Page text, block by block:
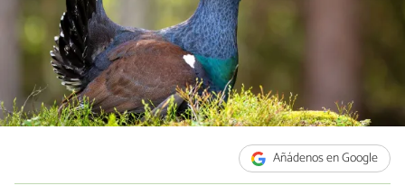
Añádenos en Google